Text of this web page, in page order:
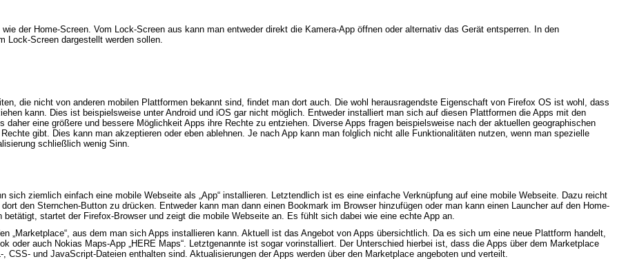
der Home-Screen. Vom Lock-Screen aus kann man entweder direkt die Kamera-App öffnen oder alternativ das Gerät entsperren. In den
Lock-Screen dargestellt werden sollen.
die nicht von anderen mobilen Plattformen bekannt sind, findet man dort auch. Die wohl herausragendste Eigenschaft von Firefox OS ist wohl, dass
kann. Dies ist beispielsweise unter Android und iOS gar nicht möglich. Entweder installiert man sich auf diesen Plattformen die Apps mit den
eine größere und bessere Möglichkeit Apps ihre Rechte zu entziehen. Diverse Apps fragen beispielsweise nach der aktuellen geographischen
gibt. Dies kann man akzeptieren oder eben ablehnen. Je nach App kann man folglich nicht alle Funktionalitäten nutzen, wenn man spezielle
schließlich wenig Sinn.
ziemlich einfach eine mobile Webseite als „App“ installieren. Letztendlich ist es eine einfache Verknüpfung auf eine mobile Webseite. Dazu reicht
den Sternchen-Button zu drücken. Entweder kann man dann einen Bookmark im Browser hinzufügen oder man kann einen Launcher auf den Home-
startet der Firefox-Browser und zeigt die mobile Webseite an. Es fühlt sich dabei wie eine echte App an.
„Marketplace“, aus dem man sich Apps installieren kann. Aktuell ist das Angebot von Apps übersichtlich. Da es sich um eine neue Plattform handelt,
oder auch Nokias Maps-App „HERE Maps“. Letztgenannte ist sogar vorinstalliert. Der Unterschied hierbei ist, dass die Apps über dem Marketplace
CSS- und JavaScript-Dateien enthalten sind. Aktualisierungen der Apps werden über den Marketplace angeboten und verteilt.